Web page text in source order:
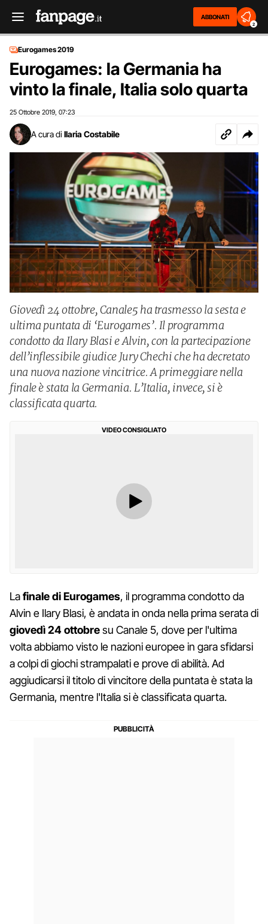
ABBONATI
2
Eurogames 2019
Eurogames: la Germania ha
vinto la finale, Italia solo quarta
25 Ottobre 2019 07:23
A cura di Ilaria Costabile
Giovedì 24 ottobre, Canale5 ha trasmesso la sesta e
ultima puntata di ‘Eurogames’. Il programma
condotto da Ilary Blasi e Alvin, con la partecipazione
dell’inflessibile giudice Jury Chechi che ha decretato
una nuova nazione vincitrice. A primeggiare nella
finale è stata la Germania. L’Italia, invece, si è
classificata quarta.
VIDEO CONSIGLIATO
Lafinale di Eurogames, il programma condotto da
Alvin e Ilary Blasi, è andata in onda nella prima serata di
giovedì 24 ottobresu Canale 5, dove per l'ultima
volta abbiamo visto le nazioni europee in gara sfidarsi
a colpi di giochi strampalati e prove di abilità. Ad
aggiudicarsi il titolo di vincitore della puntata è stata la
Germania, mentre l'Italia si è classificata quarta.